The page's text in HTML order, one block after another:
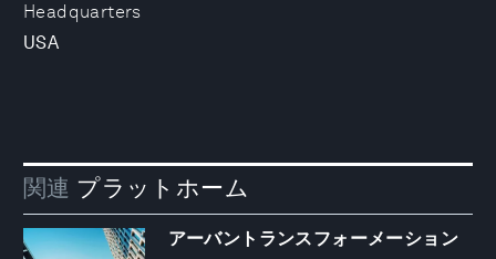
Headquarters
USA
関連 プラットホーム
アーバントランスフォーメーション